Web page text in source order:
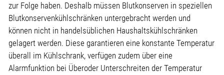
zur Folge haben. Deshalb müssen Blutkonserven in speziellen
Blutkonservenkühlschränken untergebracht werden und
können nicht in handelsüblichen Haushaltskühlschränken
gelagert werden. Diese garantieren eine konstante Temperatur
überall im Kühlschrank, verfügen zudem über eine
Alarmfunktion bei Überoder Unterschreiten der Temperatur